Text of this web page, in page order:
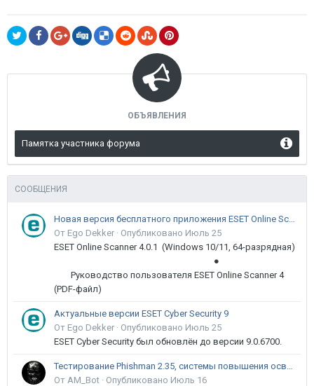
ОБЪЯВЛЕНИЯ
Памятка участника форума
СООБЩЕНИЯ
Новая версия бесплатного приложения ESET Online Scanner доступна пользователям
От Ego Dekker · Опубликовано Июль 25
ESET Online Scanner 4.0.1 (Windows 10/11, 64-разрядная)
●
Руководство пользователя ESET Online Scanner 4
(PDF-файл)
Актуальные версии ESET Cyber Security 9
От Ego Dekker · Опубликовано Июль 25
ESET Cyber Security был обновлён до версии 9.0.6700.
Тестирование Phishman 2.35, системы повышения осведомлённости пользователей в сфере ИБ
От AM_Bot · Опубликовано Июль 16